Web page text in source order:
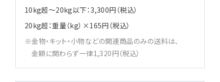
10kg超～20kg以下：3,300円（税込）
20kg超：重量（kg）×165円（税込）
金物・キット・小物などの関連商品のみの送料は、
金額に関わらず一律1,320円（税込）